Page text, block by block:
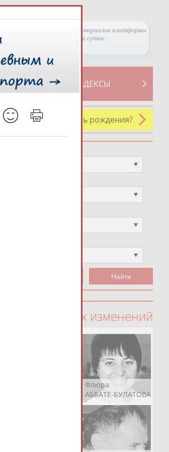
Просмотры материалов платформы
за сутки:
СВОДНЫЕ ИНДЕКСЫ
У кого сегодня день рождения?
100 последних изменений
Флюра
АББАТЕ-БУЛАТОВА